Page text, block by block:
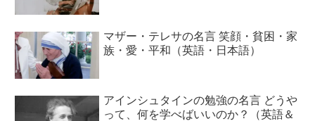
マザー・テレサの名言 笑顔・貧困・家
族・愛・平和（英語・日本語）
アインシュタインの勉強の名言 どうや
って、何を学べばいいのか？（英語＆